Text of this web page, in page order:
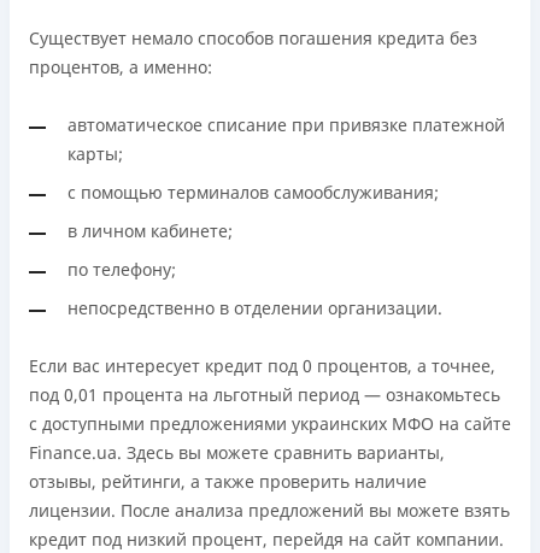
Существует немало способов погашения кредита без
процентов, а именно:
автоматическое списание при привязке платежной
карты;
с помощью терминалов самообслуживания;
в личном кабинете;
по телефону;
непосредственно в отделении организации.
Если вас интересует кредит под 0 процентов, а точнее,
под 0,01 процента на льготный период — ознакомьтесь
с доступными предложениями украинских МФО на сайте
Finance.ua. Здесь вы можете сравнить варианты,
отзывы, рейтинги, а также проверить наличие
лицензии. После анализа предложений вы можете взять
кредит под низкий процент, перейдя на сайт компании.